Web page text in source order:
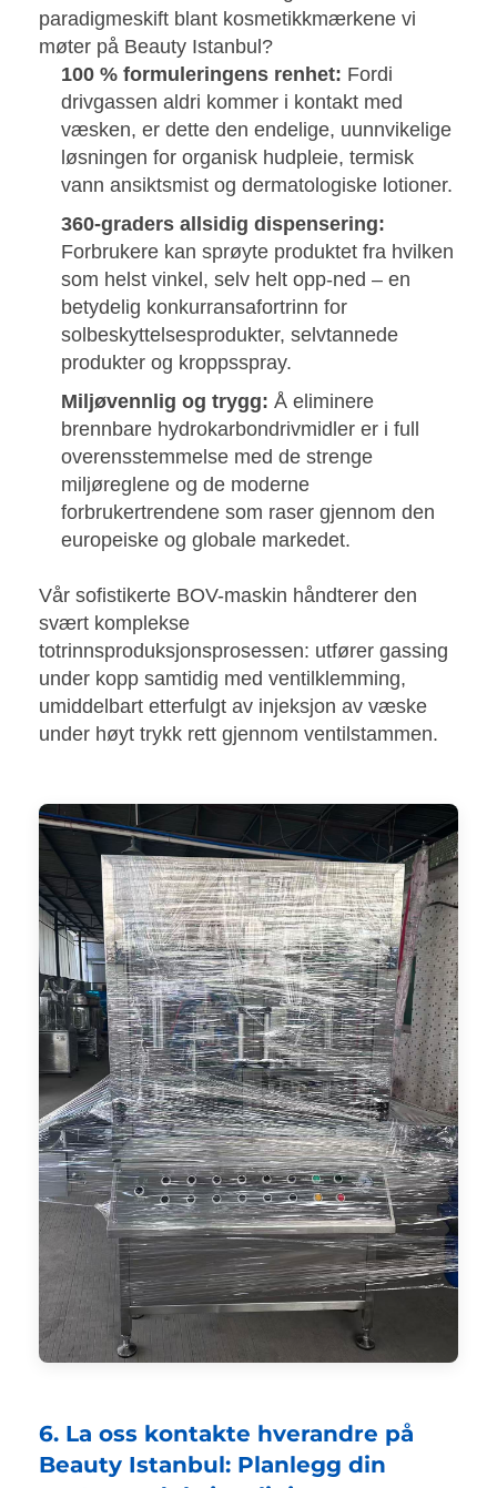
paradigmeskift blant kosmetikkmærkene vi
møter på Beauty Istanbul?
100 % formuleringens renhet: Fordi
drivgassen aldri kommer i kontakt med
væsken, er dette den endelige, uunnvikelige
løsningen for organisk hudpleie, termisk
vann ansiktsmist og dermatologiske lotioner.
360-graders allsidig dispensering:
Forbrukere kan sprøyte produktet fra hvilken
som helst vinkel, selv helt opp-ned – en
betydelig konkurransafortrinn for
solbeskyttelsesprodukter, selvtannede
produkter og kroppsspray.
Miljøvennlig og trygg: Å eliminere
brennbare hydrokarbondrivmidler er i full
overensstemmelse med de strenge
miljøreglene og de moderne
forbrukertrendene som raser gjennom den
europeiske og globale markedet.
Vår sofistikerte BOV-maskin håndterer den
svært komplekse
totrinnsproduksjonsprosessen: utfører gassing
under kopp samtidig med ventilklemming,
umiddelbart etterfulgt av injeksjon av væske
under høyt trykk rett gjennom ventilstammen.
6. La oss kontakte hverandre på
Beauty Istanbul: Planlegg din